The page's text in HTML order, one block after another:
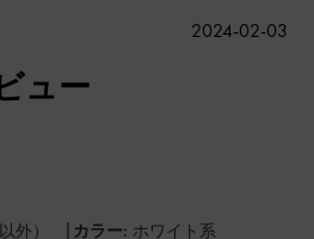
ュー
外） | カラー: ホワイト系
公
2024-02-03